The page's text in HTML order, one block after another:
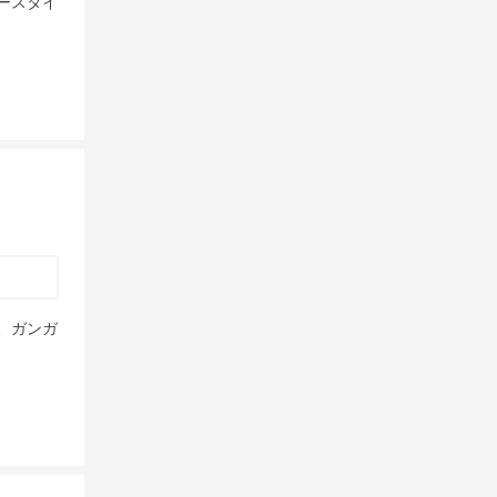
ガンガ